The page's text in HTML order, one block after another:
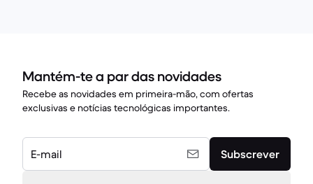
Mantém-te a par das novidades
Recebe as novidades em primeira-mão, com ofertas
exclusivas e notícias tecnológicas importantes.
E-mail Subscrever